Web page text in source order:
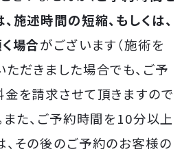
施述時間の短縮、もしくは、
場合がございます（施術を
だきました場合でも、ご予
を請求させて頂きますので
また、ご予約時間を10分以上
その後のご予約のお客様の